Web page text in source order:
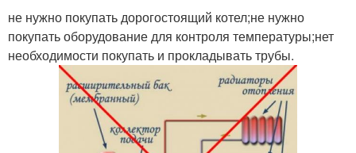
не нужно покупать дорогостоящий котел;не нужно
покупать оборудование для контроля температуры;нет
необходимости покупать и прокладывать трубы.